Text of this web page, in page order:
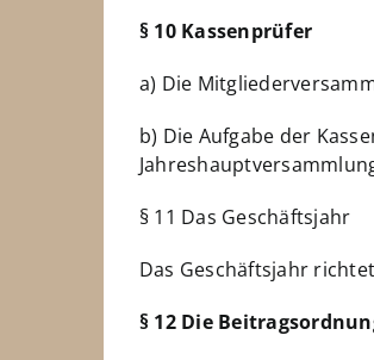
§ 10 Kassenprüfer
a) Die
b) Die Aufgabe der
§ 11 Das Geschäftsjahr
Das Geschäftsjahr
§ 12 Die